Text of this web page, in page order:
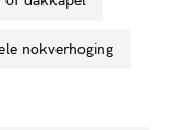
nokverhoging